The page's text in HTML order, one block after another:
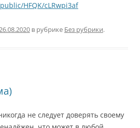
HFQK/cLRwpi3af
в рубрике Без рубрики.
не следует доверять своему